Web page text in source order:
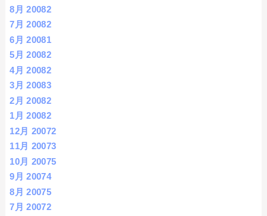
8月 20082
7月 20082
6月 20081
5月 20082
4月 20082
3月 20083
2月 20082
1月 20082
12月 20072
11月 20073
10月 20075
9月 20074
8月 20075
7月 20072